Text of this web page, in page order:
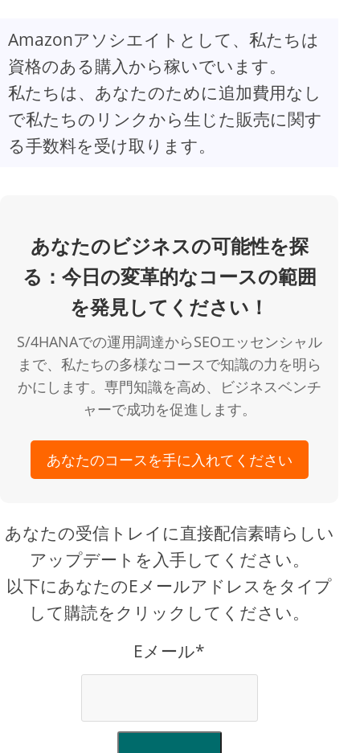
y
V
i
o
Amazonアソシエイトとして、私たちは
資格のある購入から稼いでいます。
私たちは、あなたのために追加費用なし
で私たちのリンクから生じた販売に関す
る手数料を受け取ります。
あなたのビジネスの可能性を探
る：今日の変革的なコースの範囲
を発見してください！
S/4HANAでの運用調達からSEOエッセンシャル
まで、私たちの多様なコースで知識の力を明ら
かにします。専門知識を高め、ビジネスベンチ
ャーで成功を促進します。
あなたのコースを手に入れてください
あなたの受信トレイに直接配信素晴らしい
アップデートを入手してください。
以下にあなたのEメールアドレスをタイプ
して購読をクリックしてください。
Eメール*